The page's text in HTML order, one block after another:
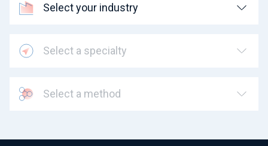
Select your industry
Select a specialty
Select a method